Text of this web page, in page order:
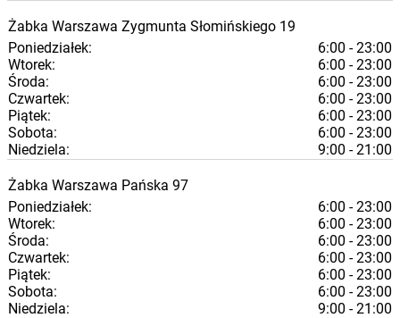
Żabka Warszawa Zygmunta Słomińskiego 19
Poniedziałek:
6:00 - 23:00
Wtorek:
6:00 - 23:00
Środa:
6:00 - 23:00
Czwartek:
6:00 - 23:00
Piątek:
6:00 - 23:00
Sobota:
6:00 - 23:00
Niedziela:
9:00 - 21:00
Żabka Warszawa Pańska 97
Poniedziałek:
6:00 - 23:00
Wtorek:
6:00 - 23:00
Środa:
6:00 - 23:00
Czwartek:
6:00 - 23:00
Piątek:
6:00 - 23:00
Sobota:
6:00 - 23:00
Niedziela:
9:00 - 21:00